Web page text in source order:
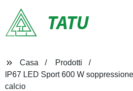
TATU
Casa
Prodotti
IP67 LED Sport 600 W
calcio